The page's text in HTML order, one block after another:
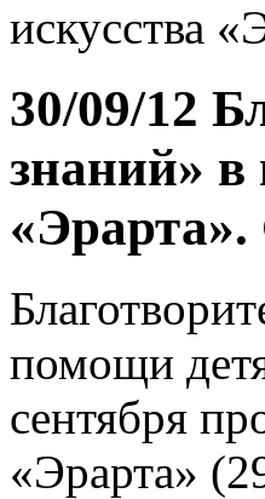
искусства
30/09/12
знаний» в
помощи
сентября
«Эрарта»